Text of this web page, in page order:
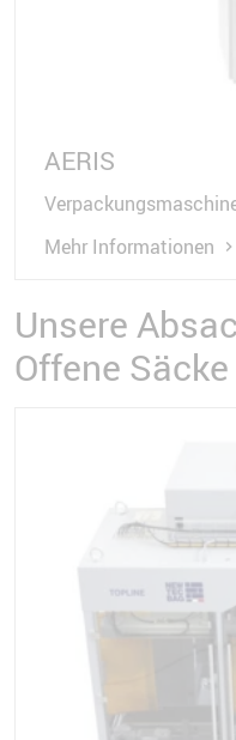
AERIS
Mehr Informationen
Unsere
Offene Säcke